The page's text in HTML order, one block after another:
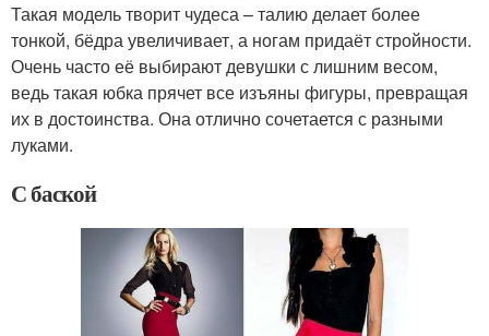
Такая модель творит чудеса – талию делает более
тонкой, бёдра увеличивает, а ногам придаёт стройности.
Очень часто её выбирают девушки с лишним весом,
ведь такая юбка прячет все изъяны фигуры, превращая
их в достоинства. Она отлично сочетается с разными
луками.
С баской